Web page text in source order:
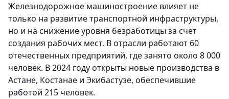
Железнодорожное машиностроение влияет не
только на развитие транспортной инфраструктуры,
но и на снижение уровня безработицы за счет
создания рабочих мест. В отрасли работают 60
отечественных предприятий, где занято около 8 000
человек. В 2024 году открыты новые производства в
Астане, Костанае и Экибастузе, обеспечившие
работой 215 человек.